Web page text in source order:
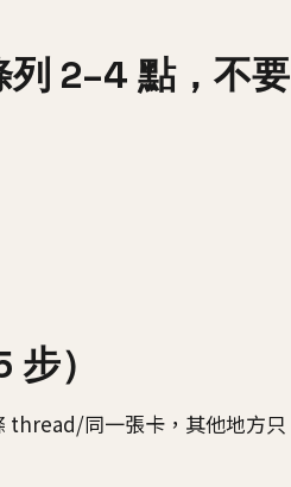
2–4 點，不要
）
thread/同一張卡，其他地方只